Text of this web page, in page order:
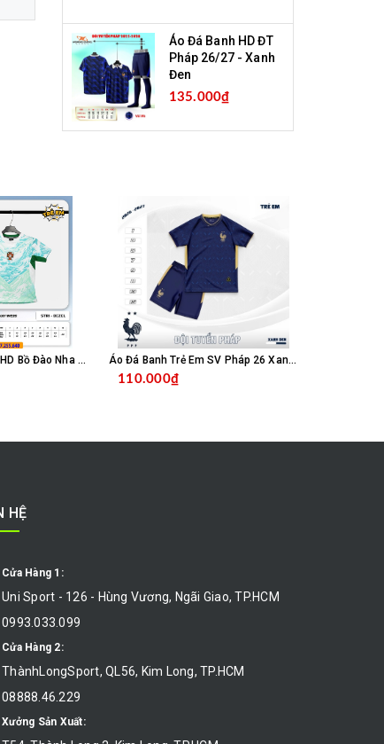
Áo Đá Banh HD ĐT
Pháp 26/27 - Xanh
Đen
135.000₫
Áo Đá Banh Trẻ Em HD Bồ Đào Nha 26 - Trắng Xanh Áo Đá Banh Trẻ Em SV Pháp 26 Xanh Đen
110.000₫
HỆ
Cửa Hàng 1:
Uni Sport - 126 - Hùng Vương, Ngãi Giao, TP.HCM
0993.033.099
Cửa Hàng 2:
ThànhLongSport, QL56, Kim Long, TP.HCM
08888.46.229
Xưởng Sản Xuất: